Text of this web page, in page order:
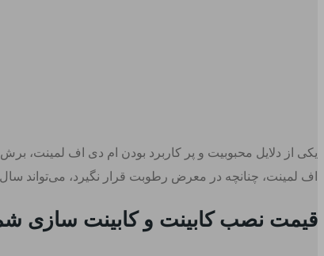
یکی از دلایل محبوبیت و پر کاربرد بودن ام دی اف لمینت،
اف لمینت، چنانچه در معرض رطوبت قرار نگیرد، می‌تواند
قیمت نصب کابینت و کابینت سازی